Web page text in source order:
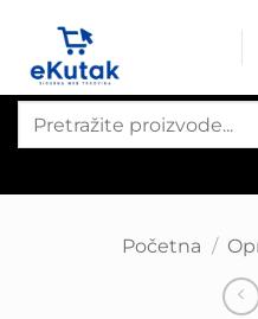
content
search
Početna /